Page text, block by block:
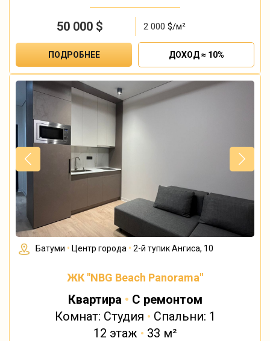
50 000 $ 2 000 $/м²
ПОДРОБНЕЕ ДОХОД ≈ 10%
Батуми • Центр города • 2-й тупик Ангиса, 10
ЖК "NBG Beach Panorama"
Квартира • С ремонтом
Комнат: Студия • Спальни: 1
12 этаж • 33 м²